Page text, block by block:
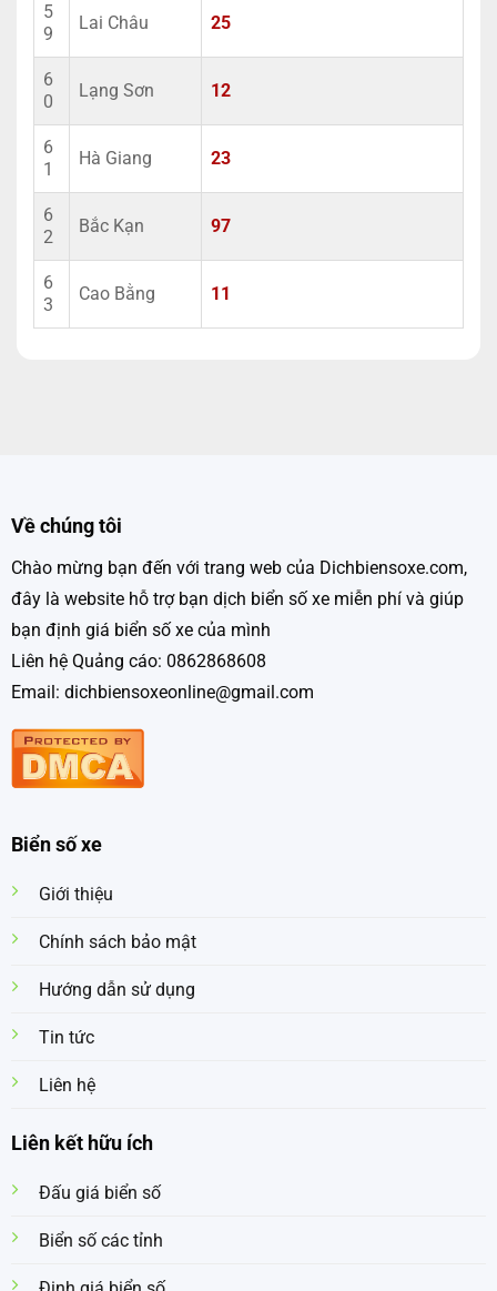
5
9
Lai Châu 25
6
0
Lạng Sơn 12
6
1
Hà Giang 23
6
2
Bắc Kạn 97
6
3
Cao Bằng 11
Về chúng tôi
Chào mừng bạn đến với trang web của Dichbiensoxe.com,
đây là website hỗ trợ bạn dịch biển số xe miễn phí và giúp
bạn định giá biển số xe của mình
Liên hệ Quảng cáo: 0862868608
Email: dichbiensoxeonline@gmail.com
Biển số xe
Giới thiệu
Chính sách bảo mật
Hướng dẫn sử dụng
Tin tức
Liên hệ
Liên kết hữu ích
Đấu giá biển số
Biển số các tỉnh